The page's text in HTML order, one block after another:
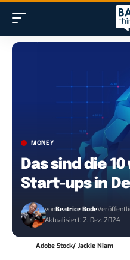
MONEY
Das sind die
Start-ups in
vonBeatrice Bode
Aktualisiert: 2. Dez. 2024
Adobe Stock/ Jackie Niam